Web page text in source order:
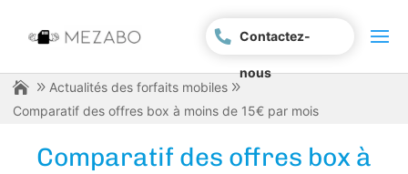
Contactez-
nous
Actualités des forfaits mobiles
Comparatif des offres box à moins de 15€ par mois
Comparatif des offres box à